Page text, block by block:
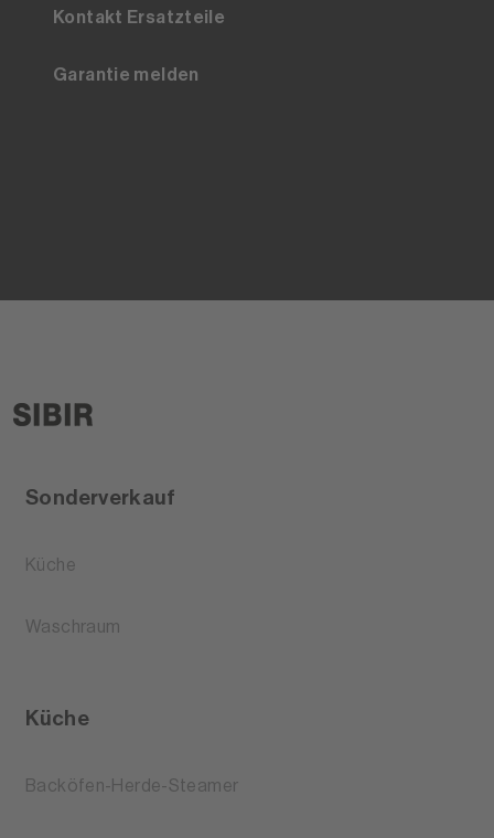
Kontakt Ersatzteile
Garantie melden
Sonderverkauf
Küche
Waschraum
Küche
Backöfen-Herde-Steamer